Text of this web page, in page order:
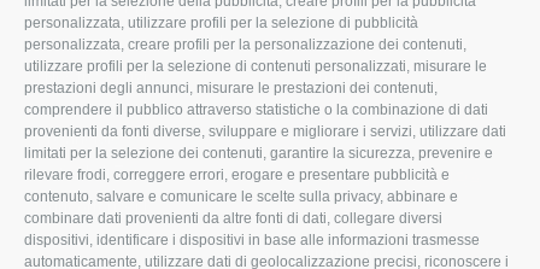
personalizzata, utilizzare profili per la selezione di pubblicità
personalizzata, creare profili per la personalizzazione dei contenuti,
utilizzare profili per la selezione di contenuti personalizzati, misurare le
prestazioni degli annunci, misurare le prestazioni dei contenuti,
comprendere il pubblico attraverso statistiche o la combinazione di dati
provenienti da fonti diverse, sviluppare e migliorare i servizi, utilizzare dati
limitati per la selezione dei contenuti, garantire la sicurezza, prevenire e
rilevare frodi, correggere errori, erogare e presentare pubblicità e
contenuto, salvare e comunicare le scelte sulla privacy, abbinare e
combinare dati provenienti da altre fonti di dati, collegare diversi
dispositivi, identificare i dispositivi in base alle informazioni trasmesse
automaticamente, utilizzare dati di geolocalizzazione precisi, riconoscere i
Missione e Progetto
Organigramma aziendale
I Nostri Servizi
Uffici della Sede
provinciale
Le Sedi di Zona
Agricoltori S.r.l.
Whistleblowing
Fiscale
Lavoro
Ambiente
Associazione
CONFAGRICOLTURA
ATTIVA
Notizie in evidenza